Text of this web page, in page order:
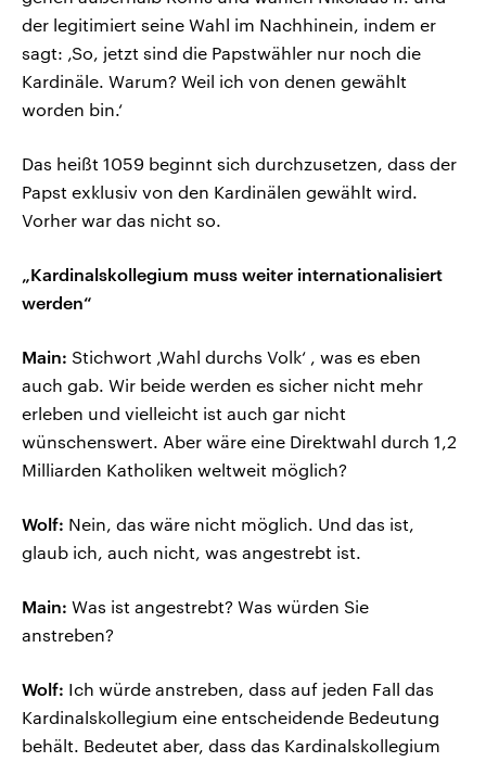
der legitimiert seine Wahl im Nachhinein, indem er
sagt: ‚So, jetzt sind die Papstwähler nur noch die
Kardinäle. Warum? Weil ich von denen gewählt
worden bin.‘
Das heißt 1059 beginnt sich durchzusetzen, dass der
Papst exklusiv von den Kardinälen gewählt wird.
Vorher war das nicht so.
„Kardinalskollegium muss weiter internationalisiert
werden“
Main: Stichwort ‚Wahl durchs Volk‘ , was es eben
auch gab. Wir beide werden es sicher nicht mehr
erleben und vielleicht ist auch gar nicht
wünschenswert. Aber wäre eine Direktwahl durch 1,2
Milliarden Katholiken weltweit möglich?
Wolf: Nein, das wäre nicht möglich. Und das ist,
glaub ich, auch nicht, was angestrebt ist.
Main: Was ist angestrebt? Was würden Sie
anstreben?
Wolf: Ich würde anstreben, dass auf jeden Fall das
Kardinalskollegium eine entscheidende Bedeutung
behält. Bedeutet aber, dass das Kardinalskollegium